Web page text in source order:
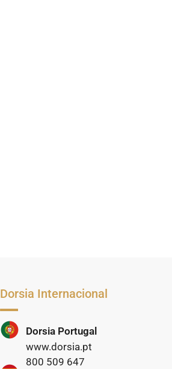
Dorsia Internacional
Dorsia Portugal
www.dorsia.pt
800 509 647